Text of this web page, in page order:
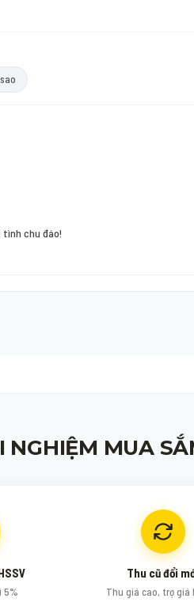
chu đáo!
NGHIỆM MUA
5%
Thu cũ đổi
Thu giá cao, trợ giá